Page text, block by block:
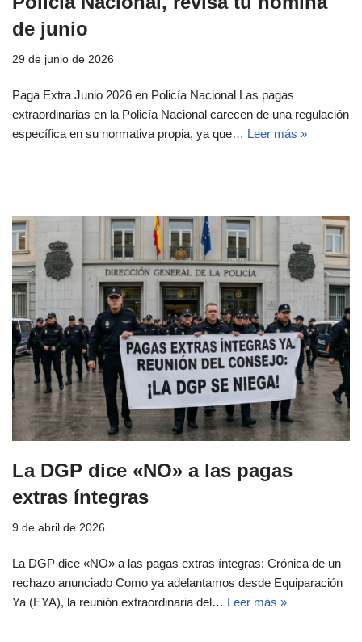
de junio
29 de junio de 2026
Paga Extra Junio 2026 en Policía Nacional Las pagas
extraordinarias en la Policía Nacional carecen de una regulación
específica en su normativa propia, ya que… Leer más »
La DGP dice «NO» a las pagas
extras íntegras
9 de abril de 2026
La DGP dice «NO» a las pagas extras íntegras: Crónica de un
rechazo anunciado Como ya adelantamos desde Equiparación
Ya (EYA), la reunión extraordinaria del… Leer más »